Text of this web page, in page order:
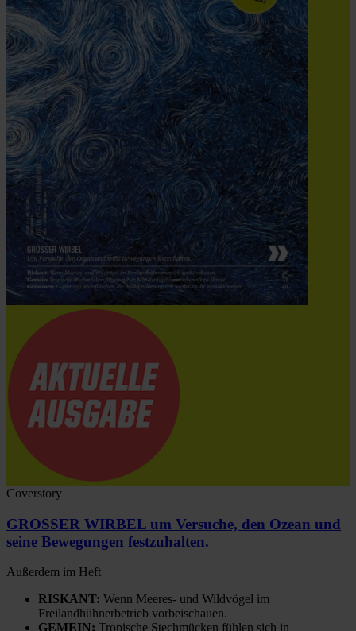
Coverstory
GROSSER WIRBEL um Versuche, den Ozean und
seine Bewegungen festzuhalten.
Außerdem im Heft
RISKANT: Wenn Meeres- und Wildvögel im
Freilandhühnerbetrieb vorbeischauen.
GEMEIN: Tropische Stechmücken fühlen sich in